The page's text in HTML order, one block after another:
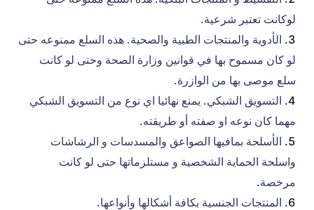
لوكانت تعتبر شرعية.
الأدوية والمنتجات الطبية والصحية. هذه السلع ممنوعه حتى
لو كان مسموح بها في قوانين وزارة الصحة وحتى لو كانت
سلع موصى بها من الوازرة.
التسويق الشبكي. يمنع نهائيا اي نوع من التسويق الشبكي
مهما كان نوعه او صفته أو طريقته.
الأسلحة بمافيها الصواعق والمسدسات و الرشاشات
واسلحة الحماية الشخصية و مستلزماتها حتى لو كانت
مرخصة.
المنتجات الجنسية بكافة أشكالها وأنواعها.